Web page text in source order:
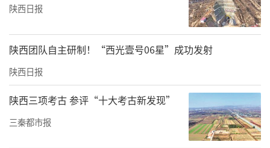
陕西日报
陕西团队自主研制！“西光壹号06星”成功发射
陕西日报
陕西三项考古 参评“十大考古新发现”
三秦都市报